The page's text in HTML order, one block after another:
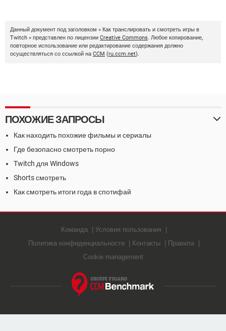
Данный документ под заголовком « Как транслировать и смотреть игры в
Twitch » представлен по лицензии Creative Commons. Любое копирование,
повторное использование или редактирование содержания должно
осуществляться со ссылкой на CCM (ru.ccm.net).
ПОХОЖИЕ ЗАПРОСЫ
Как находить похожие фильмы и сериалы
Где безопасно смотреть порно
Twitch для Windows
Shorts смотреть
Как смотреть итоги года в спотифай
Команда
Условия пользования
Политика конфиденциальности
Контакты
Правила
Cookie management